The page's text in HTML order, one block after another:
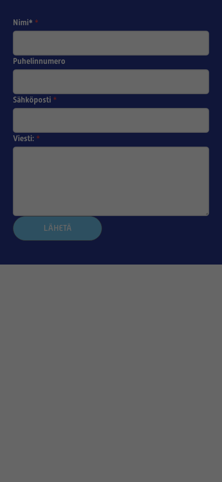
Nimi* *
Puhelinnumero
Sähköposti *
Viesti: *
LÄHETÄ